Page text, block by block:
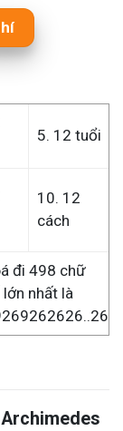
5. 12 tuổi
10. 12
cách
đi 498 chữ
nhất là